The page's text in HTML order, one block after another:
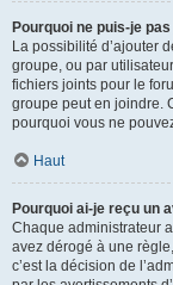
Pourquoi ne puis-je
La possibilité d’ajouter
groupe, ou par
fichiers joints pour le
groupe peut en joindre.
pourquoi vous ne
Haut
Pourquoi ai-je reçu un
Chaque administrateur
avez dérogé à une
c’est la décision de